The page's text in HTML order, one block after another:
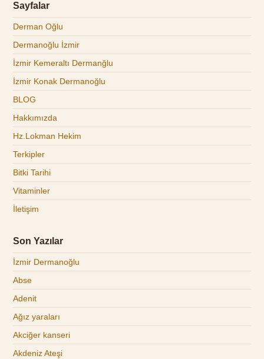
Sayfalar
Derman Oğlu
Dermanoğlu İzmir
İzmir Kemeraltı Dermanğlu
İzmir Konak Dermanoğlu
BLOG
Hakkımızda
Hz.Lokman Hekim
Terkipler
Bitki Tarihi
Vitaminler
İletişim
Son Yazılar
İzmir Dermanoğlu
Abse
Adenit
Ağız yaraları
Akciğer kanseri
Akdeniz Ateşi